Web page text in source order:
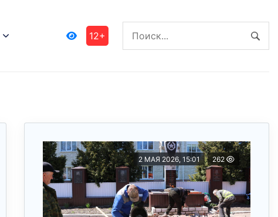
12+
2 МАЯ 2026, 15:01 262